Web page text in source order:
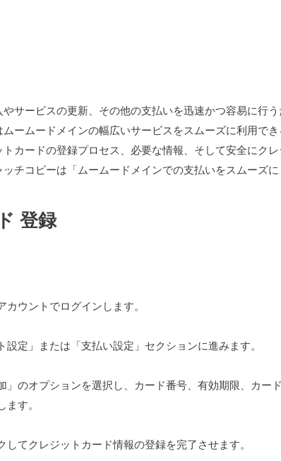
サービスの更新、その他の支払いを迅速かつ容易に行
ームードメインの幅広いサービスをスムーズに利用で
カードの登録プロセス、必要な情報、そして安全にクレ
チコピーは「ムームードメインでの支払いをスムーズ
登録
ウントでログインします。
定」または「支払い設定」セクションに進みます。
」のオプションを選択し、カード番号、有効期限、カー
す。
てクレジットカード情報の登録を完了させます。